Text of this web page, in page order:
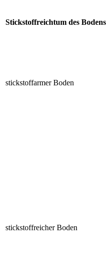
Stickstoffreichtum des Bodens
stickstoffarmer Boden
stickstoffreicher Boden